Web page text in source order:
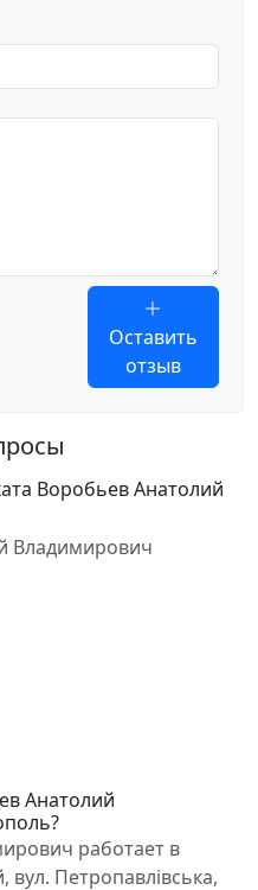
Оставить
отзыв
Воробьев Анатолий
Владимирович
Анатолий
работает в
вул. Петропавлівська,